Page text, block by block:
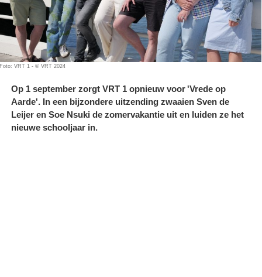
Foto: VRT 1 - © VRT 2024
Op 1 september zorgt VRT 1 opnieuw voor 'Vrede op
Aarde'. In een bijzondere uitzending zwaaien Sven de
Leijer en Soe Nsuki de zomervakantie uit en luiden ze het
nieuwe schooljaar in.